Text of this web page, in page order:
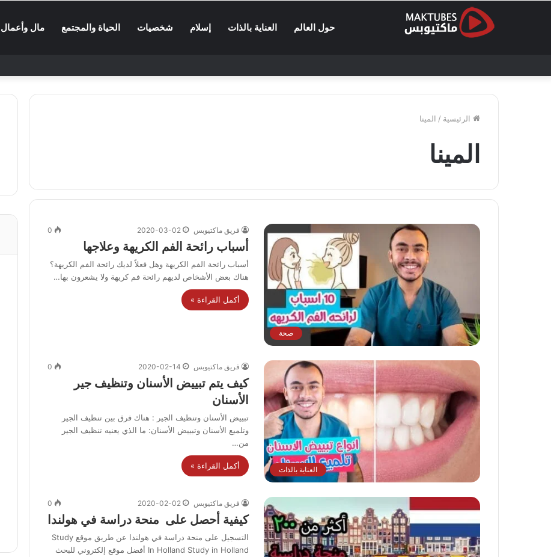
حول العالم العناية بالذات إسلام شخصيات الحياة والمجتمع مال وأعمال
الرئيسية / المينا
المينا
صحة
فريق ماكتيوبس 2020-03-02
0
أسباب رائحة الفم الكريهة وعلاجها
أسباب رائحة الفم الكريهة وهل فعلاً لديك رائحة الفم الكريهة؟
هناك بعض الأشخاص لديهم رائحة فم كريهة ولا يشعرون بها…
أكمل القراءة »
العناية بالذات
فريق ماكتيوبس 2020-02-14
0
كيف يتم تبييض الأسنان وتنظيف جير
الأسنان
تبييض الأسنان وتنظيف الجير : هناك فرق بين تنظيف الجير
وتلميع الأسنان وتبييض الأسنان: ما الذي يعنيه تنظيف الجير
من…
أكمل القراءة »
فريق ماكتيوبس 2020-02-02
0
كيفية أحصل على منحة دراسة في هولندا
التسجيل على منحة دراسة في هولندا عن طريق موقع Study
In Holland Study in Holland أفضل موقع إلكتروني للبحث